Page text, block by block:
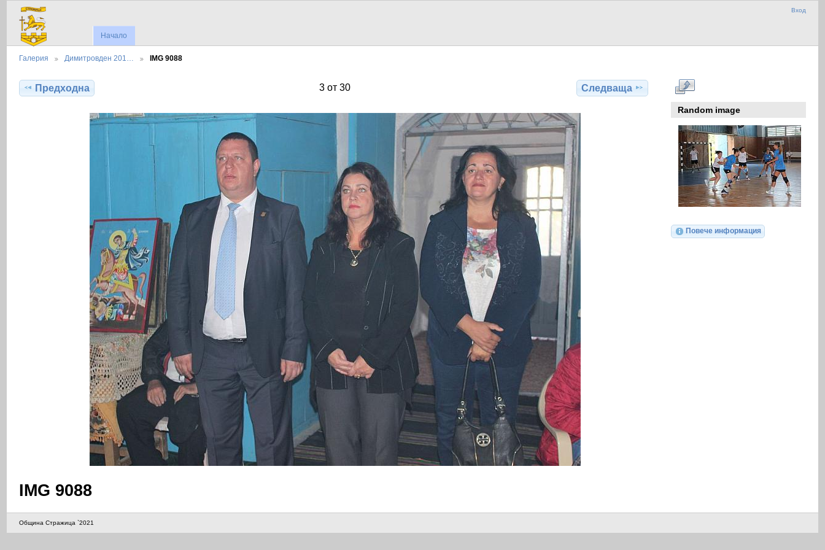
Вход
Начало
Галерия Димитровден 201… IMG 9088
Предходна 3 от 30 Следваща
IMG 9088
Random image
Повече информация
Община Стражица `2021